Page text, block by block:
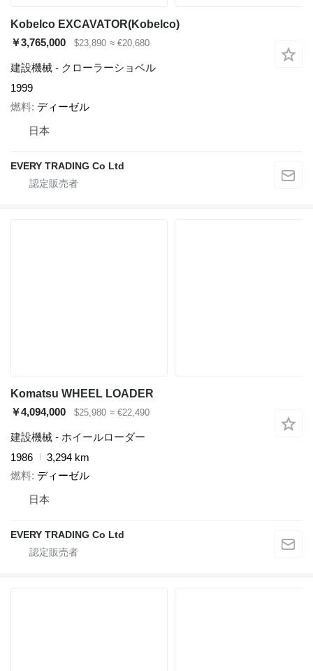
Kobelco EXCAVATOR(Kobelco)
￥3,765,000
$23,890 ≈ €20,680
建設機械 - クローラーショベル
1999
燃料 ディーゼル
日本
EVERY TRADING Co Ltd
Komatsu WHEEL LOADER
￥4,094,000
$25,980 ≈ €22,490
建設機械 - ホイールローダー
1986
3,294 km
燃料 ディーゼル
日本
EVERY TRADING Co Ltd